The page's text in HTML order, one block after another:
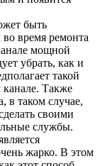
быть
время ремонта
мощной
убрать, как и
такой
Также
в таком случае,
своими
службы.
жарко. В этом